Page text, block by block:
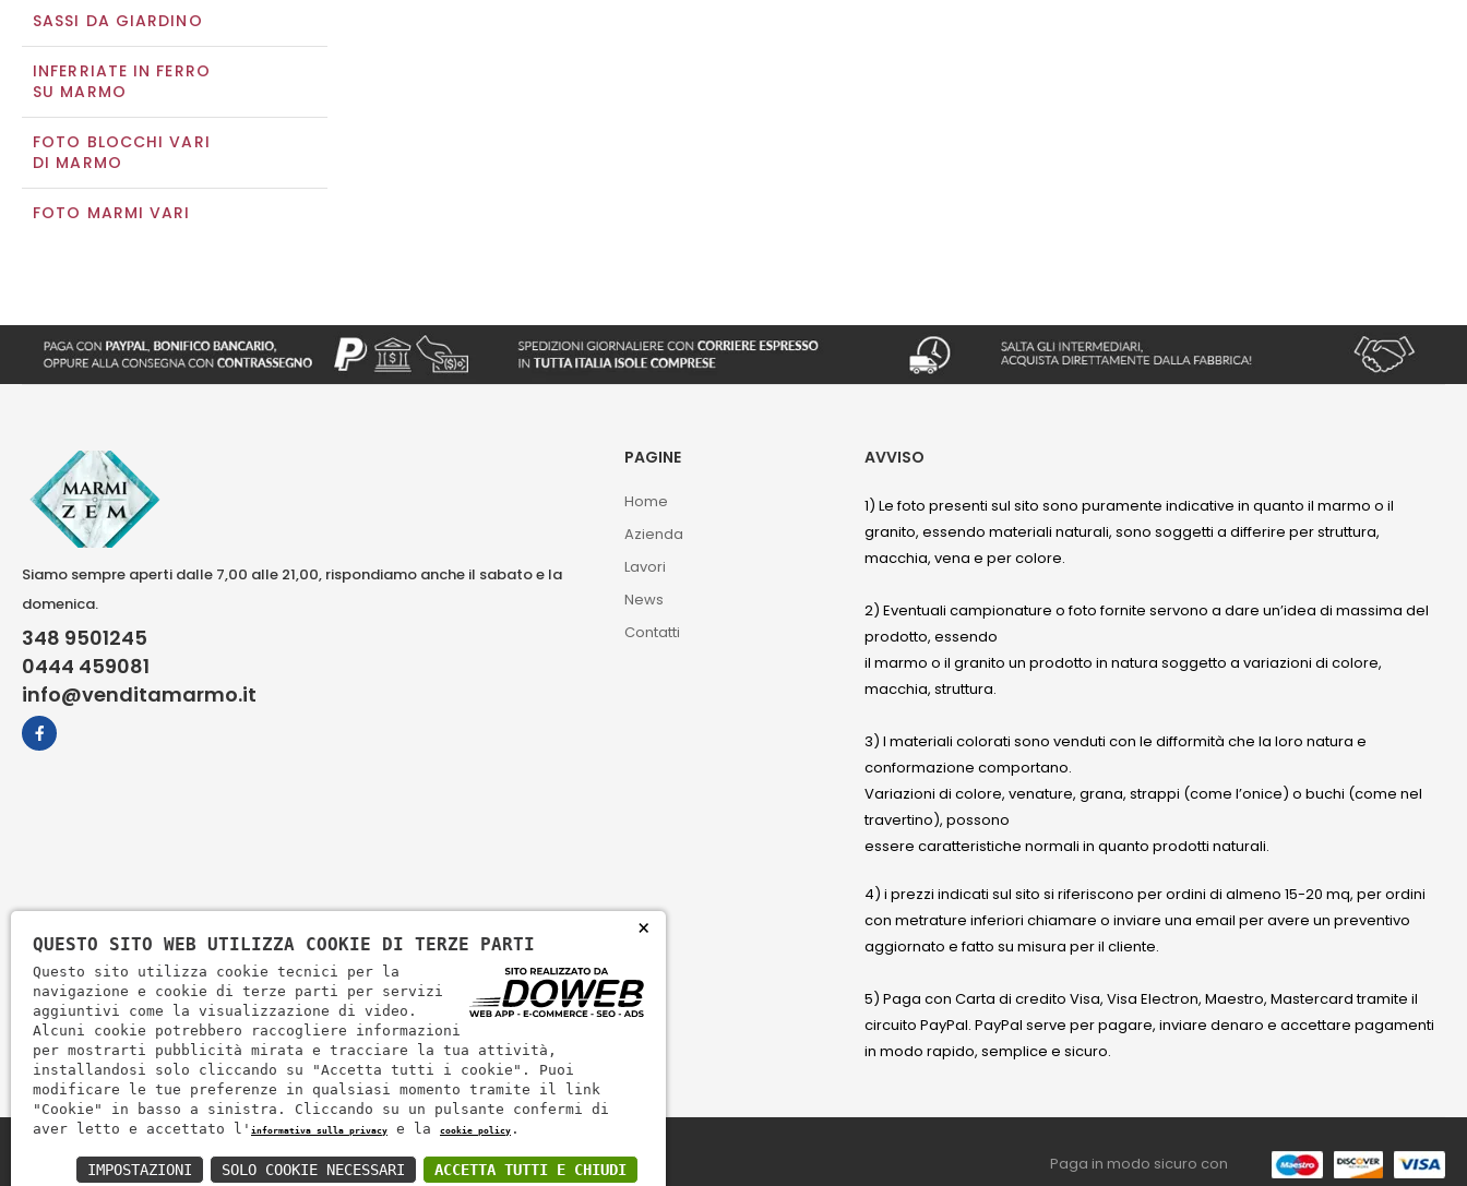
SASSI DA GIARDINO
INFERRIATE IN FERRO
SU MARMO
FOTO BLOCCHI VARI
DI MARMO
FOTO MARMI VARI
Siamo sempre aperti dalle 7,00 alle 21,00, rispondiamo anche il sabato e la
domenica.
348 9501245
0444 459081
info@venditamarmo.it
PAGINE
Home
Azienda
Lavori
News
Contatti
AVVISO
1) Le foto presenti sul sito sono puramente indicative in quanto il marmo o il
granito, essendo materiali naturali, sono soggetti a differire per struttura,
macchia, vena e per colore.
2) Eventuali campionature o foto fornite servono a dare un’idea di massima del
prodotto, essendo
il marmo o il granito un prodotto in natura soggetto a variazioni di colore,
macchia, struttura.
3) I materiali colorati sono venduti con le difformità che la loro natura e
conformazione comportano.
Variazioni di colore, venature, grana, strappi (come l’onice) o buchi (come nel
travertino), possono
essere caratteristiche normali in quanto prodotti naturali.
4) i prezzi indicati sul sito si riferiscono per ordini di almeno 15-20 mq, per ordini
con metrature inferiori chiamare o inviare una email per avere un preventivo
aggiornato e fatto su misura per il cliente.
5) Paga con Carta di credito Visa, Visa Electron, Maestro, Mastercard tramite il
circuito PayPal. PayPal serve per pagare, inviare denaro e accettare pagamenti
in modo rapido, semplice e sicuro.
Zem Marmi P.I. 03463990246 Paga in modo sicuro con
×
QUESTO SITO WEB UTILIZZA COOKIE DI TERZE PARTI
Questo sito utilizza cookie tecnici per la
navigazione e cookie di terze parti per servizi
aggiuntivi come la visualizzazione di video.
Alcuni cookie potrebbero raccogliere informazioni
per mostrarti pubblicità mirata e tracciare la tua attività,
installandosi solo cliccando su "Accetta tutti i cookie". Puoi
modificare le tue preferenze in qualsiasi momento tramite il link
"Cookie" in basso a sinistra. Cliccando su un pulsante confermi di
aver letto e accettato l' informativa sulla privacy e la cookie policy .
ACCETTA TUTTI E CHIUDI
SOLO COOKIE NECESSARI
IMPOSTAZIONI